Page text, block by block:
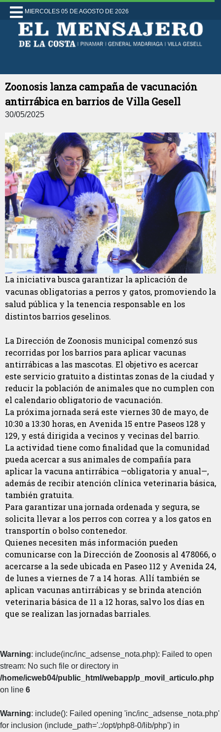
MIERCOLES 05 DE AGOSTO DE 2026
Zoonosis lanza campaña de vacunación
antirrábica en barrios de Villa Gesell
30/05/2025
La iniciativa busca garantizar la aplicación de
vacunas obligatorias a perros y gatos, promoviendo la
salud pública y la tenencia responsable en los
distintos barrios geselinos.
La Dirección de Zoonosis municipal comenzó sus
recorridas por los barrios para aplicar vacunas
antirrábicas a las mascotas. El objetivo es acercar
este servicio gratuito a distintas zonas de la ciudad y
reducir la población de animales que no cumplen con
el calendario obligatorio de vacunación.
La próxima jornada será este viernes 30 de mayo, de
10:30 a 13:30 horas, en Avenida 15 entre Paseos 128 y
129, y está dirigida a vecinos y vecinas del barrio.
La actividad tiene como finalidad que la comunidad
pueda acercar a sus animales de compañía para
aplicar la vacuna antirrábica —obligatoria y anual—,
además de recibir atención clínica veterinaria básica,
también gratuita.
Para garantizar una jornada ordenada y segura, se
solicita llevar a los perros con correa y a los gatos en
transportín o bolso contenedor.
Quienes necesiten más información pueden
comunicarse con la Dirección de Zoonosis al 478066, o
acercarse a la sede ubicada en Paseo 112 y Avenida 24,
de lunes a viernes de 7 a 14 horas. Allí también se
aplican vacunas antirrábicas y se brinda atención
veterinaria básica de 11 a 12 horas, salvo los días en
que se realizan las jornadas barriales.
Warning: include(inc/inc_adsense_nota.php): Failed to open
stream: No such file or directory in
/home/icweb04/public_html/webapp/p_movil_articulo.php
on line 6
Warning: include(): Failed opening 'inc/inc_adsense_nota.php'
for inclusion (include_path='.:/opt/php8-0/lib/php') in